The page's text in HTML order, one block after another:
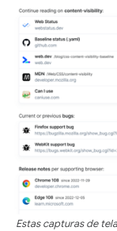
Estas capturas de